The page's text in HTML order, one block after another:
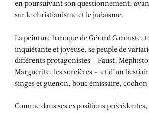
en poursuivant son questionnement,
sur le christianisme et le judaïsme.
La peinture baroque de Gérard Garouste,
inquiétante et joyeuse, se peuple de
différents protagonistes – Faust,
Marguerite, les sorcières – et d’un
singes et guenon, bouc émissaire, cochon
Comme dans ses expositions